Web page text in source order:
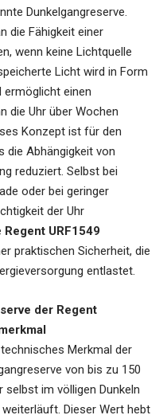
Dunkelgangreserve.
die Fähigkeit einer
wenn keine Lichtquelle
Licht wird in Form
ermöglicht einen
die Uhr über Wochen
Konzept ist für den
die Abhängigkeit von
reduziert. Selbst bei
oder bei geringer
der Uhr
Regent URF1549
praktischen Sicherheit, die
entlastet.
der Regent
Merkmal der
von bis zu 150
selbst im völligen Dunkeln
Dieser Wert hebt